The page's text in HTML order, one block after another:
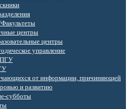
центры
центры
управление
от информации, причиняющей
и развитию